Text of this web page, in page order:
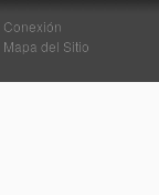
Conexión
Mapa del Sitio